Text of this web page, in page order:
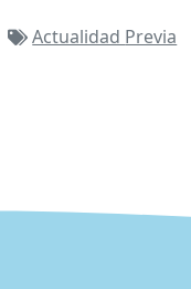
Actualidad Previa